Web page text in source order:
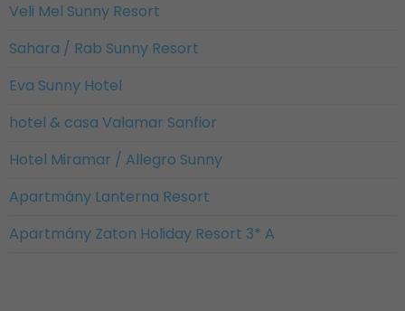
Veli Mel Sunny Resort
Sahara / Rab Sunny Resort
Eva Sunny Hotel
hotel & casa Valamar Sanfior
Hotel Miramar / Allegro Sunny
Apartmány Lanterna Resort
Apartmány Zaton Holiday Resort 3* A